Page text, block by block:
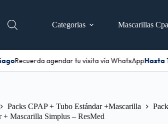
Categorias Mascarillas
Recuerda agendar tu visita vía WhatsAppHasta
Packs CPAP + Tubo Estándar +Mascarilla
+ Mascarilla Simplus – ResMed